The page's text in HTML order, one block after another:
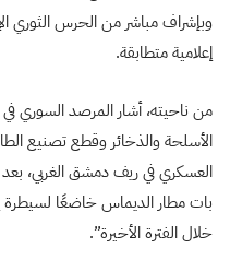
وبإشراف مباشر من الحرس الثوري
إعلامية متطابقة.
من ناحيته، أشار المرصد السوري
الأسلحة والذخائر وقطع تصنيع
بات مطار الديماس خاضعًا لسيطرة
خلال الفترة الأخيرة”.